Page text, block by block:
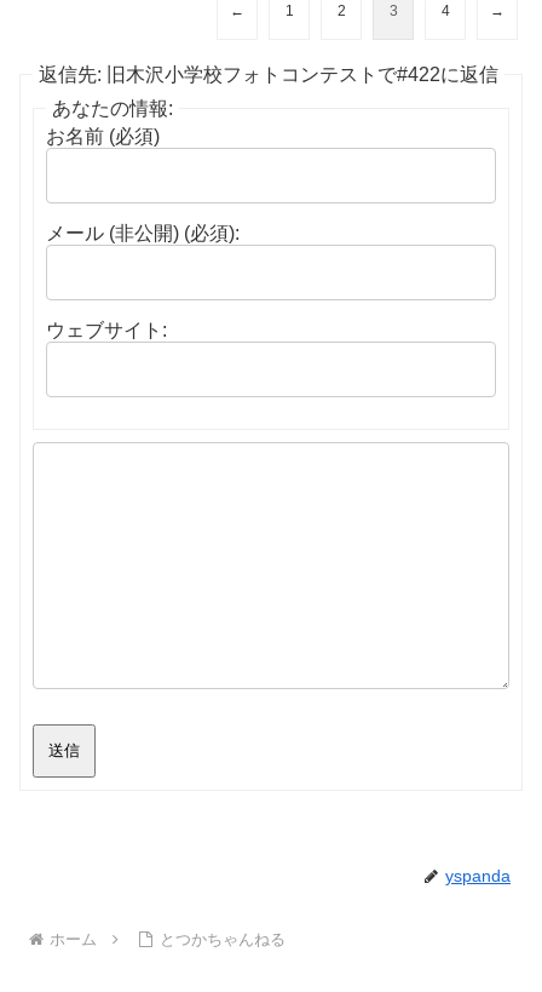
← 1 2 3 4 →
返信先: 旧木沢小学校フォトコンテストで#422に返信
あなたの情報:
お名前 (必須)
メール (非公開) (必須):
ウェブサイト:
送信
yspanda
ホーム とつかちゃんねる